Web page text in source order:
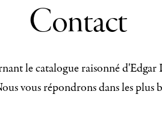
Contact
le catalogue raisonné d'Edgar
vous répondrons dans les plus